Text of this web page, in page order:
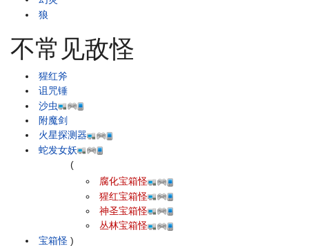
狼
不常见敌怪
猩红斧
诅咒锤
沙虫
附魔剑
火星探测器
蛇发女妖
宝箱怪
(
腐化宝箱怪
猩红宝箱怪
神圣宝箱怪
丛林宝箱怪
)